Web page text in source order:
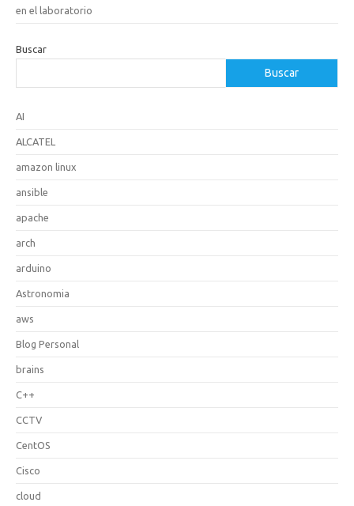
en el laboratorio
Buscar
Buscar
AI
ALCATEL
amazon linux
ansible
apache
arch
arduino
Astronomia
aws
Blog Personal
brains
C++
CCTV
CentOS
Cisco
cloud